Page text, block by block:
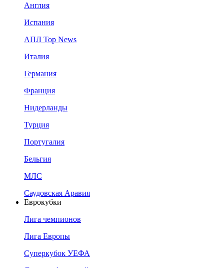
Англия
Испания
АПЛ Top News
Италия
Германия
Франция
Нидерланды
Турция
Португалия
Бельгия
МЛС
Саудовская Аравия
Еврокубки
Лига чемпионов
Лига Европы
Суперкубок УЕФА